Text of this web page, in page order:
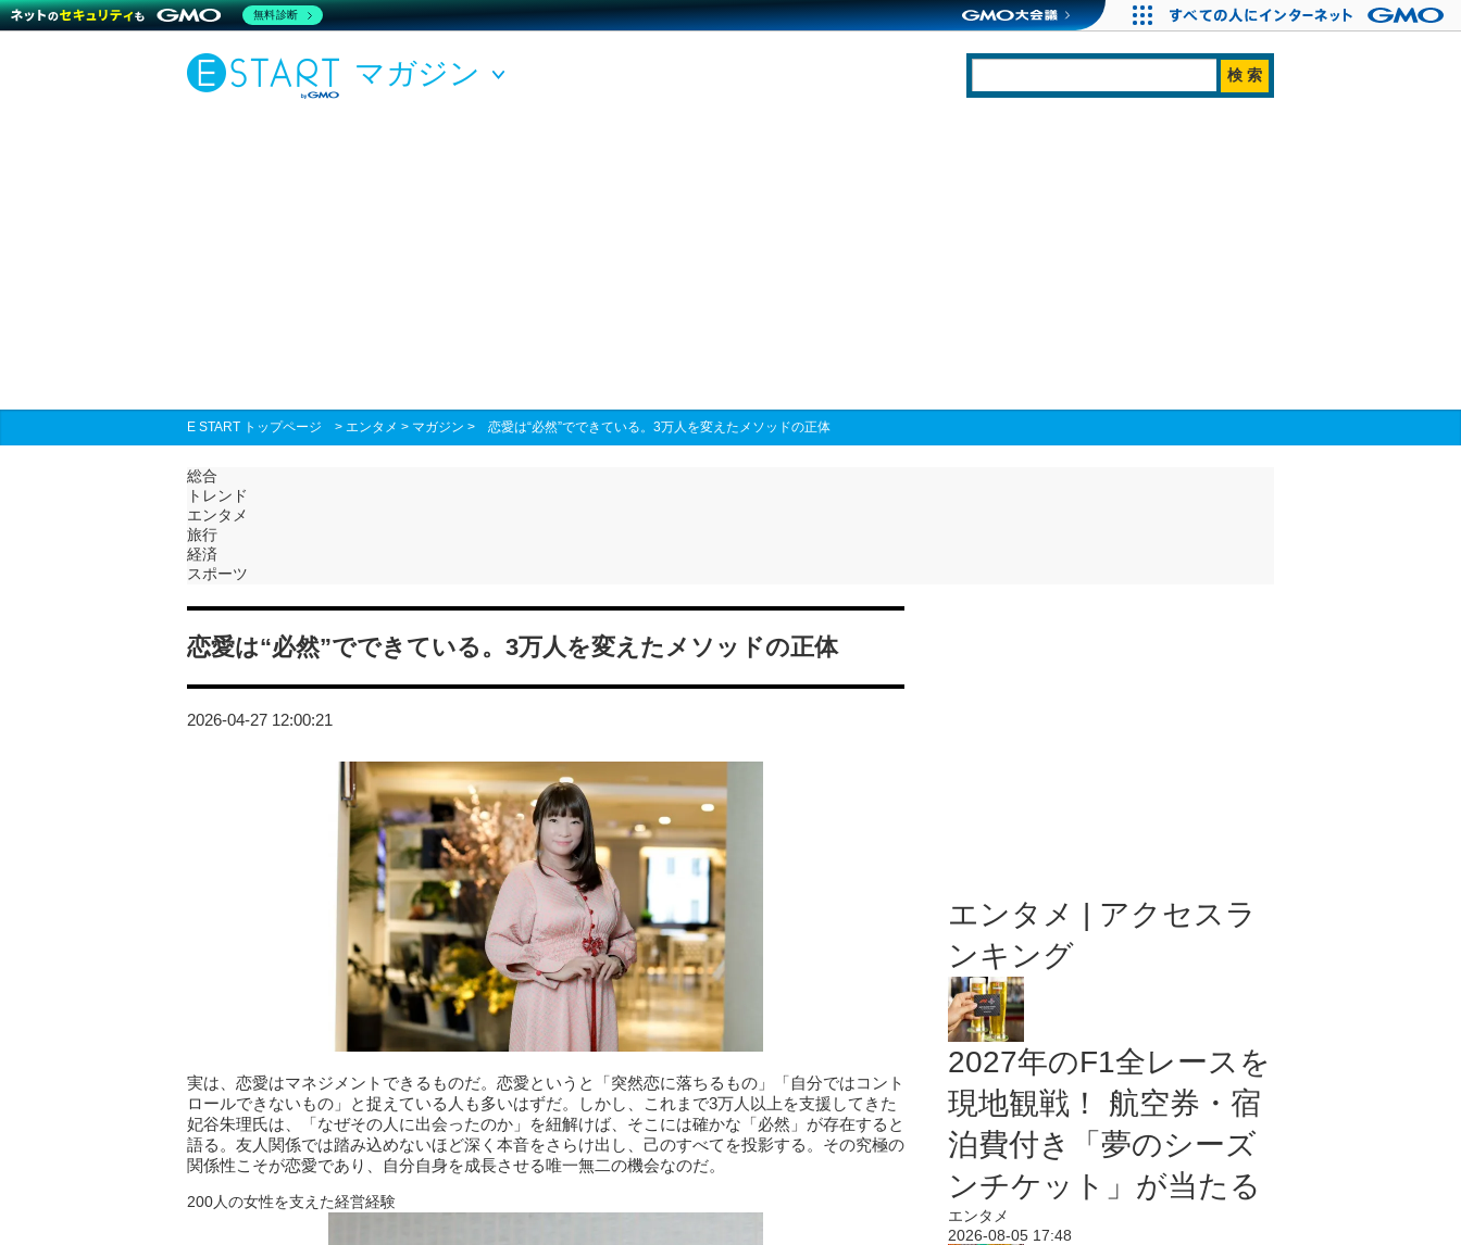
マガジン
E START トップページ > エンタメ > マガジン > 恋愛は“必然”でできている。3万人を変えたメソッドの正体
総合
トレンド
エンタメ
旅行
経済
スポーツ
恋愛は“必然”でできている。3万人を変えたメソッドの正体
2026-04-27 12:00:21
実は、恋愛はマネジメントできるものだ。恋愛というと「突然恋に落ちるもの」「自分ではコント
ロールできないもの」と捉えている人も多いはずだ。しかし、これまで3万人以上を支援してきた
妃谷朱理氏は、「なぜその人に出会ったのか」を紐解けば、そこには確かな「必然」が存在すると
語る。友人関係では踏み込めないほど深く本音をさらけ出し、己のすべてを投影する。その究極の
関係性こそが恋愛であり、自分自身を成長させる唯一無二の機会なのだ。
200人の女性を支えた経営経験
エンタメ | アクセスラ
ンキング
2027年のF1全レースを
現地観戦！ 航空券・宿
泊費付き「夢のシーズ
ンチケット」が当たる
エンタメ
2026-08-05 17:48
無料診断